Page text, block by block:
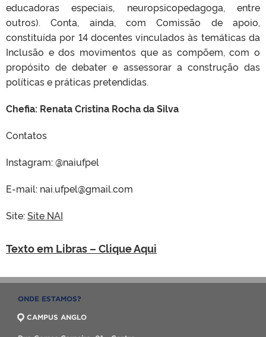
educadoras especiais, neuropsicopedagoga, entre
outros). Conta, ainda, com Comissão de apoio,
constituída por 14 docentes vinculados às temáticas da
Inclusão e dos movimentos que as compõem, com o
propósito de debater e assessorar a construção das
políticas e práticas pretendidas.
Chefia: Renata Cristina Rocha da Silva
Contatos
Instagram: @naiufpel
E-mail: nai.ufpel@gmail.com
Site:Site NAI
Texto em Libras – Clique Aqui
ONDE ESTAMOS?
CAMPUS ANGLO